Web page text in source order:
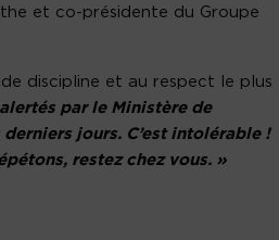
et co-présidente du Groupe
discipline et au respect le plus
par le Ministère de
jours. C’est intolérable !
restez chez vous. »